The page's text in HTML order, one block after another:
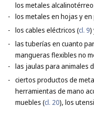
los metales
- los metales en hojas y
- los cables eléctricos (cl. 9)
- las tuberías en cuanto
mangueras flexibles no
- las jaulas para animales
- ciertos productos de
herramientas de mano
muebles (cl. 20), los